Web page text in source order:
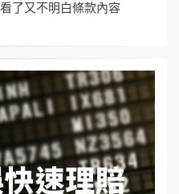
了又不明白條款內容